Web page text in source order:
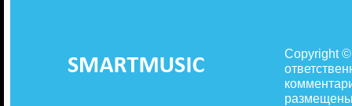
Copyright
размещены